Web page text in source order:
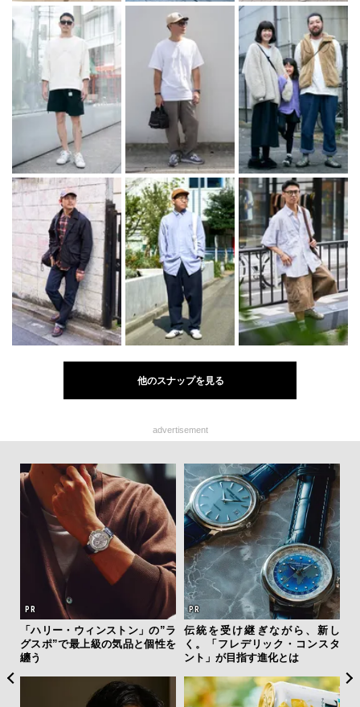
他のスナップを見る
advertisement
「ハリー・ウィンストン」の”ラ
グスポ”で最上級の気品と個性を
纏う
伝統を受け継ぎながら、新し
く。「フレデリック・コンスタ
ント」が目指す進化とは
グ